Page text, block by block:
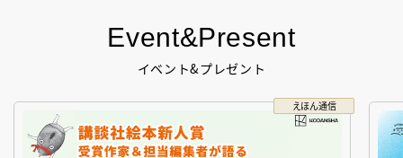
Event&Present
イベント&プレゼント
えほん通信